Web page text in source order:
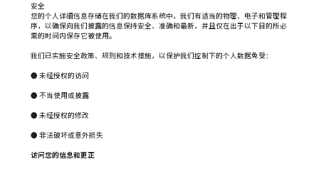
安全
您的个人详细信息存储在我们的数据库系统中，我们有适当的物理、电子和管理程
序，以确保向我们披露的信息保持安全、准确和最新，并且仅在出于以下目的所必
需的时间内保存它被使用。
我们已实施安全政策、规则和技术措施，以保护我们控制下的个人数据免受：
● 未经授权的访问
● 不当使用或披露
● 未经授权的修改
● 非法破坏或意外损失
访问您的信息和更正